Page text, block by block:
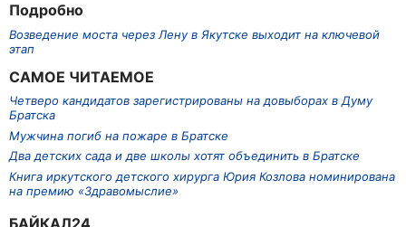
Подробно
Возведение моста через Лену в Якутске выходит на ключевой
этап
САМОЕ ЧИТАЕМОЕ
Четверо кандидатов зарегистрированы на довыборах в Думу
Братска
Мужчина погиб на пожаре в Братске
Два детских сада и две школы хотят объединить в Братске
Книга иркутского детского хирурга Юрия Козлова номинирована
на премию «Здравомыслие»
БАЙКАЛ24